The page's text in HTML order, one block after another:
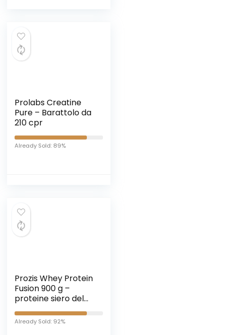
Prolabs Creatine
Pure – Barattolo da
210 cpr
Already Sold: 89%
Prozis Whey Protein
Fusion 900 g –
proteine siero del
latte con vitamine e
creatina, multi gusti
(cioccolato)
Already Sold: 92%